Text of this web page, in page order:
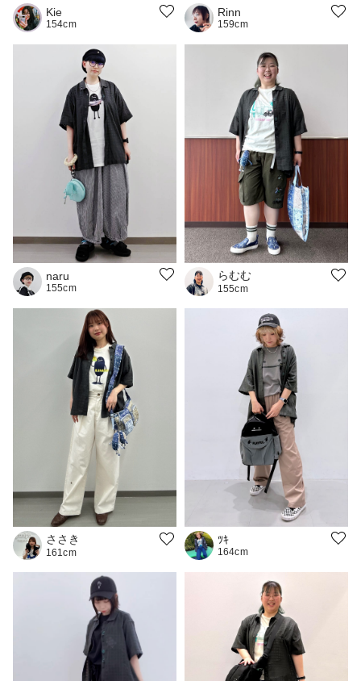
Kie
154cm
Rinn
159cm
naru
155cm
らむむ
155cm
ささき
161cm
ﾂｷ
164cm